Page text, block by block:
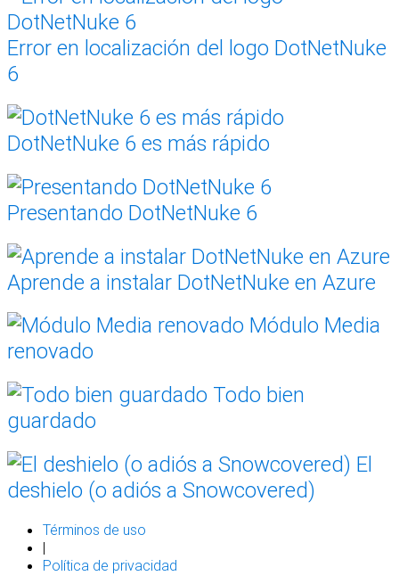
Error en localización del logo DotNetNuke
6
DotNetNuke 6 es más rápido
Presentando DotNetNuke 6
Aprende a instalar DotNetNuke en Azure
Módulo Media
renovado
Todo bien
guardado
El
deshielo (o adiós a Snowcovered)
Términos de uso
|
Política de privacidad